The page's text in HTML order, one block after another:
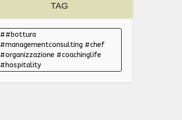
TAG
#bottura
#managementconsulting #chef
#organizzazione #coachinglife
#hospitality